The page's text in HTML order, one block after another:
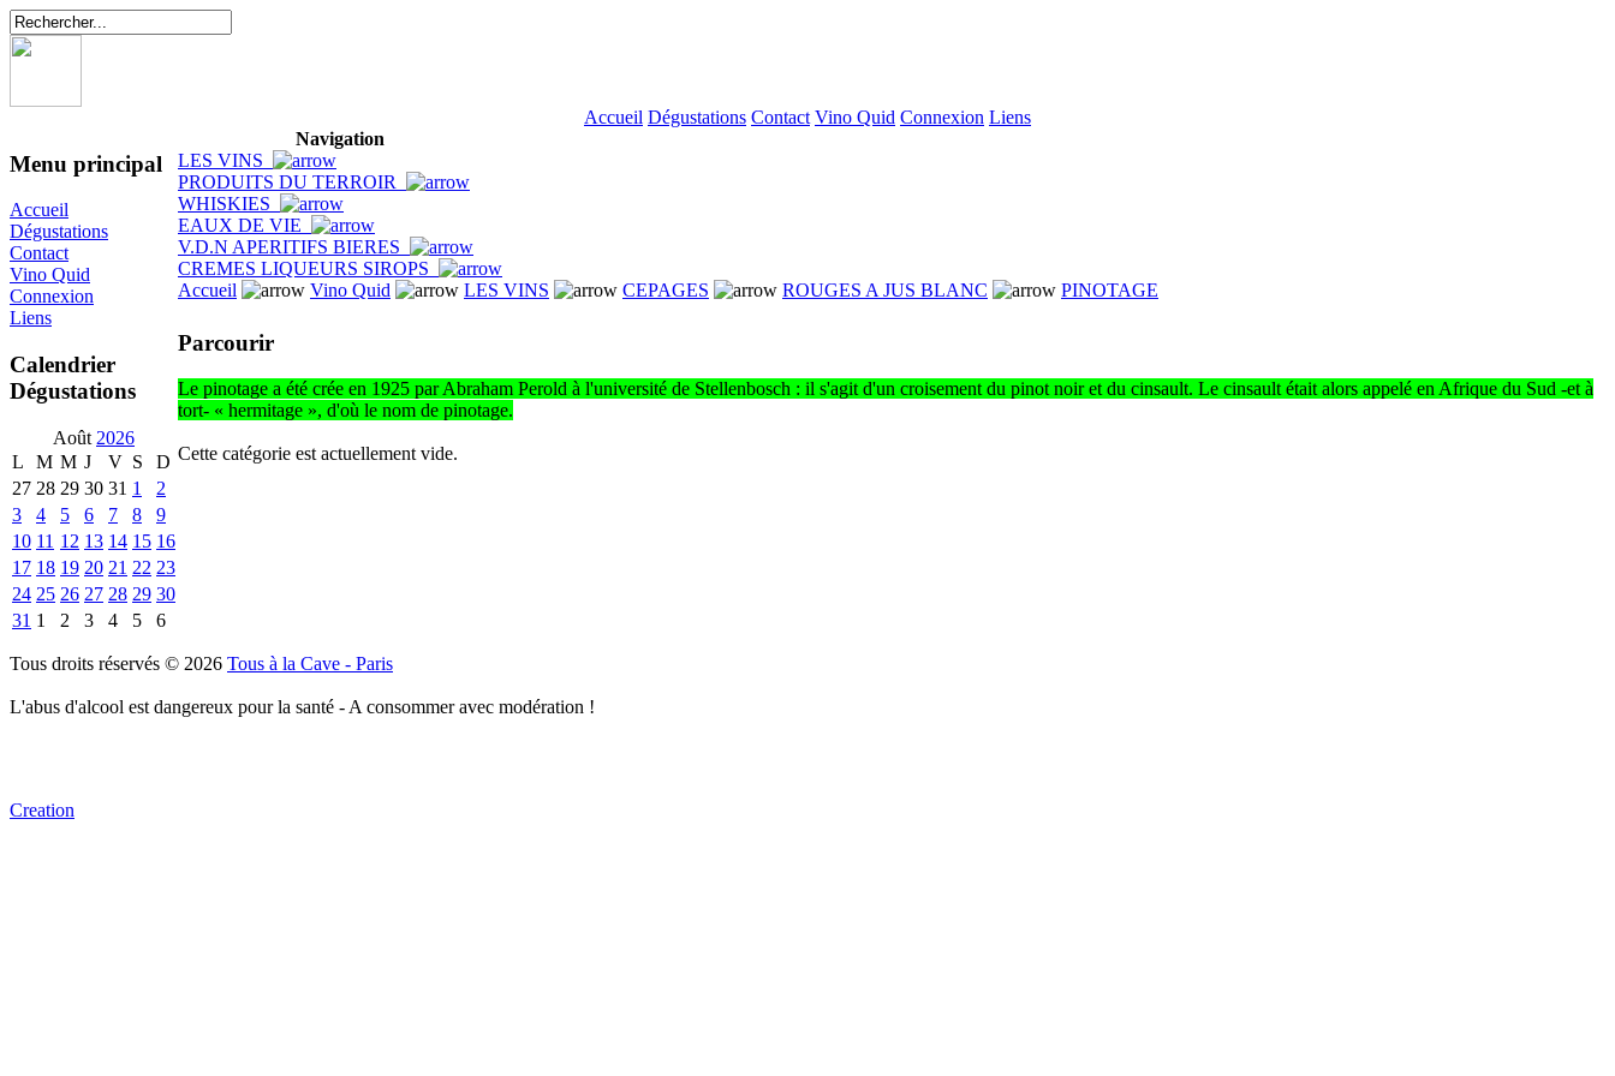
Accueil Dégustations Contact Vino Quid Connexion Liens
Menu principal
Accueil
Dégustations
Contact
Vino Quid
Connexion
Liens
Calendrier
Dégustations
Août 2026
L
M M J V S
D
27 28 29 30 31 1
2
3
4 5 6 7 8
9
10 11 12 13 14 15 16
17 18 19 20 21 22 23
24 25 26 27 28 29 30
31 1 2 3 4 5 6
Navigation
LES VINS
PRODUITS DU TERROIR
WHISKIES
EAUX DE VIE
V.D.N APERITIFS BIERES
CREMES LIQUEURS SIROPS
Accueil
Vino Quid LES VINS CEPAGES ROUGES A JUS BLANC PINOTAGE
Parcourir
Le pinotage a été crée en 1925 par Abraham Perold à l'université de Stellenbosch : il s'agit d'un croisement du pinot noir et du cinsault. Le cinsault était alors appelé en Afrique du Sud -et à
tort- « hermitage », d'où le nom de pinotage.
Cette catégorie est actuellement vide.
Tous droits réservés © 2026 Tous à la Cave - Paris
L'abus d'alcool est dangereux pour la santé - A consommer avec modération !
Creation